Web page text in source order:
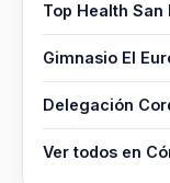
Top Health
Gimnasio El
Delegación
Ver todos en